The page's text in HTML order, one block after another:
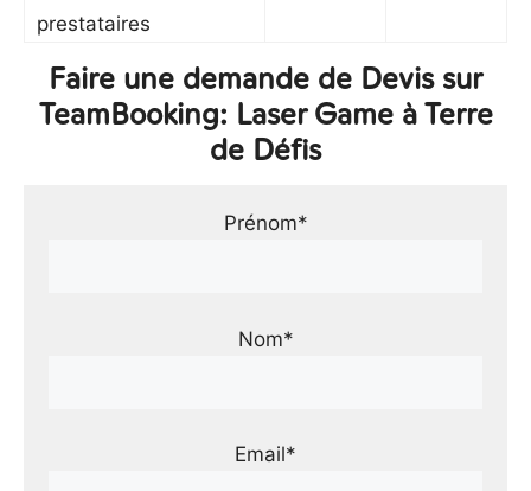
prestataires
Faire une demande de Devis sur
TeamBooking: Laser Game à Terre
de Défis
Prénom*
Nom*
Email*